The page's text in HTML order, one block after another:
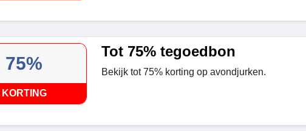
75%
KORTING
Tot 75% tegoedbon
Bekijk tot 75% korting op avondjurken.